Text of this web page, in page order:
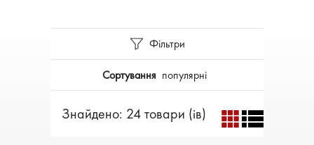
Фільтри
Сортування популярні
Знайдено: 24 товари (ів)